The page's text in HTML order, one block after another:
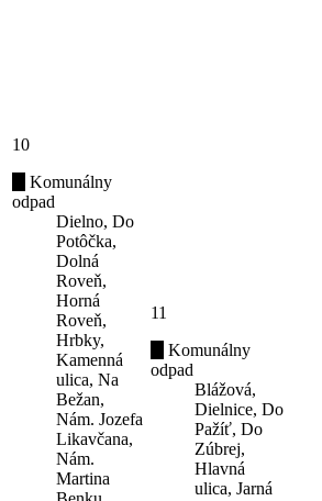
10
Komunálny
odpad
Dielno, Do
Potôčka,
Dolná
Roveň,
Horná
Roveň,
Hrbky,
Kamenná
ulica, Na
Bežan,
Nám. Jozefa
Likavčana,
Nám.
Martina
11
Komunálny
odpad
Blážová,
Dielnice, Do
Pažíť, Do
Zúbrej,
Hlavná
ulica, Jarná